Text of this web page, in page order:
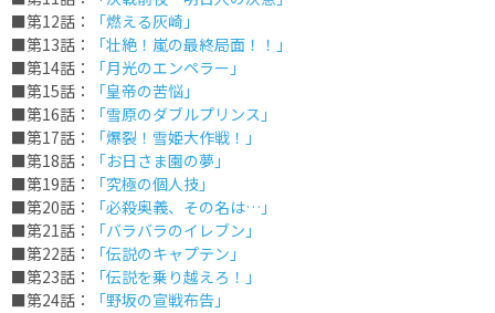
■第12話：
「燃える灰崎」
■第13話：
「壮絶！嵐の最終局面！！」
■第14話：
「月光のエンペラー」
■第15話：
「皇帝の苦悩」
■第16話：
「雪原のダブルプリンス」
■第17話：
「爆裂！雪姫大作戦！」
■第18話：
「お日さま園の夢」
■第19話：
「究極の個人技」
■第20話：
「必殺奥義、その名は…」
■第21話：
「バラバラのイレブン」
■第22話：
「伝説のキャプテン」
■第23話：
「伝説を乗り越えろ！」
■第24話：
「野坂の宣戦布告」